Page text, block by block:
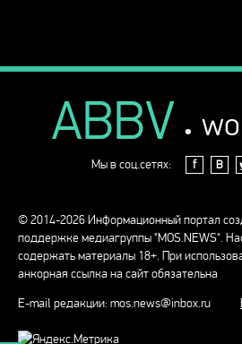
ABBV .
Мы в соц.сетях: f В
© 2014-2026 Информационный портал
поддержке медиагруппы "MOS.NEWS".
содержать материалы 18+. При
анкорная ссылка на сайт обязательна
E-mail редакции:mos.news@inbox.ru